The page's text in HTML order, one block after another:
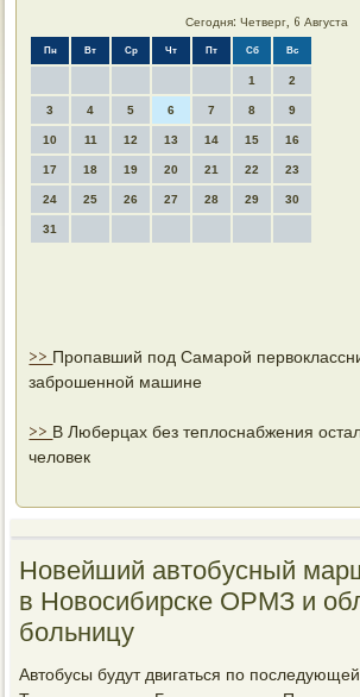
Сегодня: Четверг, 6 Августа
Пн Вт Ср Чт Пт Сб Вс
1 2
3 4 5 6 7 8 9
10 11 12 13 14 15 16
17 18 19 20 21 22 23
24 25 26 27 28 29 30
31
>> Пропавший под Самарой
заброшенной машине
>> В Люберцах без теплоснабжения
человек
Новейший автобусный
в Новосибирске ОРМЗ и
больницу
Автοбусы будут двигаться по